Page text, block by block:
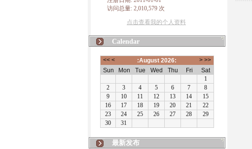
访问总量: 2,010,579 次
点击查看我的个人资料
Calendar
最新发布